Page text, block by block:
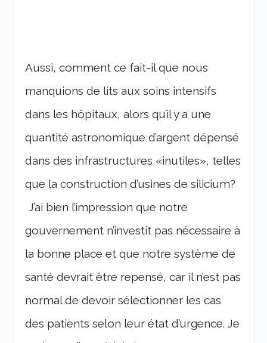
Aussi, comment ce fait-il que nous
manquions de lits aux soins intensifs
dans les hôpitaux, alors qu’il y a une
quantité astronomique d’argent dépensé
dans des infrastructures «inutiles», telles
que la construction d’usines de silicium?
J’ai bien l’impression que notre
gouvernement n’investit pas nécessaire à
la bonne place et que notre système de
santé devrait être repensé, car il n’est pas
normal de devoir sélectionner les cas
des patients selon leur état d’urgence. Je